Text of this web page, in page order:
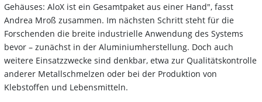
Gehäuses: AloX ist ein Gesamtpaket aus einer Hand", fasst
Andrea Mroß zusammen. Im nächsten Schritt steht für die
Forschenden die breite industrielle Anwendung des Systems
bevor – zunächst in der Aluminiumherstellung. Doch auch
weitere Einsatzzwecke sind denkbar, etwa zur Qualitätskontrolle
anderer Metallschmelzen oder bei der Produktion von
Klebstoffen und Lebensmitteln.